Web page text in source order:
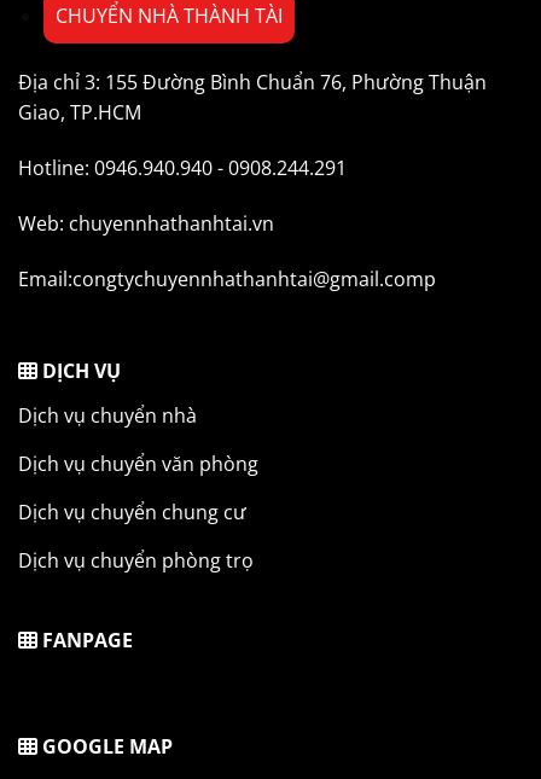
CHUYỂN NHÀ THÀNH TÀI
Địa chỉ 3: 155 Đường Bình Chuẩn 76, Phường Thuận
Giao, TP.HCM
Hotline: 0946.940.940 - 0908.244.291
Web: chuyennhathanhtai.vn
Email:congtychuyennhathanhtai@gmail.comp
DỊCH VỤ
Dịch vụ chuyển nhà
Dịch vụ chuyển văn phòng
Dịch vụ chuyển chung cư
Dịch vụ chuyển phòng trọ
FANPAGE
GOOGLE MAP